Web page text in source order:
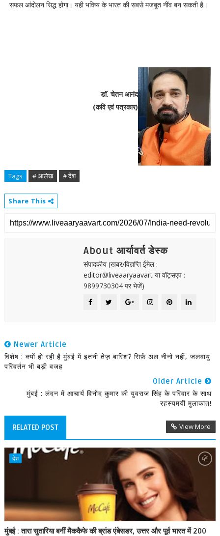
सफल आंदोलन सिद्ध होगा। यही भविष्य के भारत की सबसे मजबूत नींव बन सकती है।
डाॅ. चेतन आनंद
(कवि एवं पत्रकार)
Tags # आलेख # देश
Share This
About आर्यावर्त डेस्क
संपादकीय (खबर/विज्ञप्ति ईमेल :
editor@liveaaryaavart या वॉट्सएप :
9899730304 पर भेजें)
Newer Article
विशेष : क्यों हो रही है मुंबई में इतनी तेज़ बारिश? सिर्फ़ अल नीनो नहीं, जलवायु
परिवर्तन भी बड़ी वजह
Older Article
मुंबई : लंदन में आचार्य विनोद कुमार की युवराज सिंह के परिवार के साथ
रहस्यमयी मुलाकात!
RELATED POST View More
देश
मुंबई : तारा सुतारिया बनीं मैककैफे की ब्रांड एंबेसडर, उत्तर और पूर्व भारत में 200